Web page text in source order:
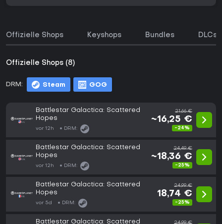
Offizielle Shops Keyshops Bundles DLCs
Offizielle Shops (8)
DRM: Steam GOG
Battlestar Galactica: Scattered
Hopes
vor 12h DRM:
21,66 €
~16,25 €
-24%
Battlestar Galactica: Scattered
Hopes
vor 12h DRM:
24,49 €
~18,36 €
-25%
Battlestar Galactica: Scattered
Hopes
vor 5d DRM:
24,99 €
18,74 €
-25%
Battlestar Galactica: Scattered
24,99 €